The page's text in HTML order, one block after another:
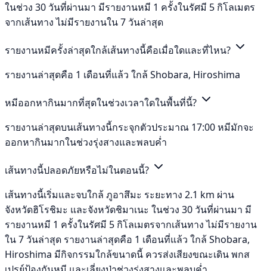
ในช่วง 30 วันที่ผ่านมา มีรายงานหมี 1 ครั้งในรัศมี 5 กิโลเมตร
จากเส้นทาง ไม่มีรายงานใน 7 วันล่าสุด
รายงานหมีครั้งล่าสุดใกล้เส้นทางนี้คือเมื่อใดและที่ไหน?
รายงานล่าสุดคือ 1 เดือนที่แล้ว ใกล้ Shobara, Hiroshima
หมีออกหากินมากที่สุดในช่วงเวลาใดในพื้นที่นี้?
รายงานล่าสุดบนเส้นทางนี้กระจุกตัวประมาณ 17:00 หมีมักจะ
ออกหากินมากในช่วงรุ่งสางและพลบค่ำ
เส้นทางนี้ปลอดภัยหรือไม่ในตอนนี้?
เส้นทางนี้เริ่มและจบใกล้ ภูอาสึมะ ระยะทาง 2.1 km ผ่าน
จังหวัดฮิโรชิมะ และจังหวัดชิมาเนะ ในช่วง 30 วันที่ผ่านมา มี
รายงานหมี 1 ครั้งในรัศมี 5 กิโลเมตรจากเส้นทาง ไม่มีรายงาน
ใน 7 วันล่าสุด รายงานล่าสุดคือ 1 เดือนที่แล้ว ใกล้ Shobara,
Hiroshima มีกิจกรรมใกล้ขนาดนี้ ควรส่งเสียงขณะเดิน พกส